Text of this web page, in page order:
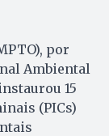
por
Ambiental
15
(PICs)